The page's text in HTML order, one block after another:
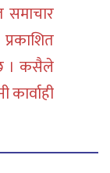
समाचार
। कसैले
कार्वाही